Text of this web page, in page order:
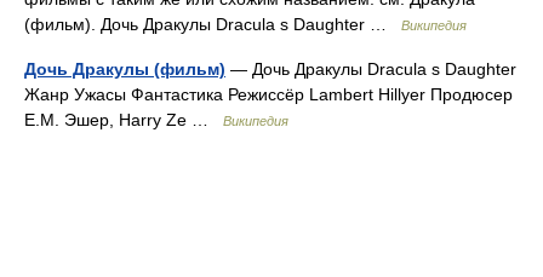
(фильм). Дочь Дракулы Dracula s Daughter …
Википедия
Дочь Дракулы (фильм) — Дочь Дракулы Dracula s Daughter
Жанр Ужасы Фантастика Режиссёр Lambert Hillyer Продюсер
Е.М. Эшер, Harry Ze …
Википедия